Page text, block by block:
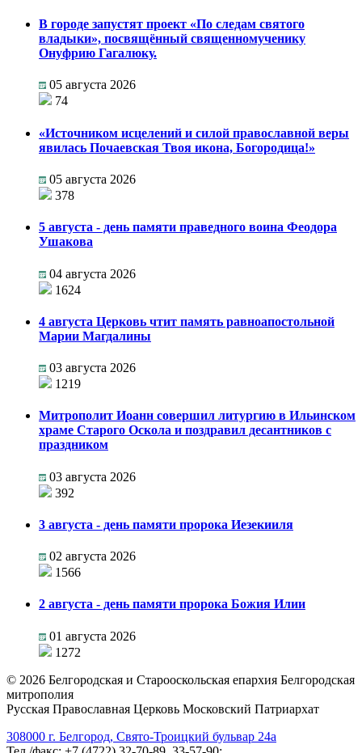
В городе запустят проект «По следам святого
владыки», посвящённый священномученику
Онуфрию Гагалюку.
05 августа 2026
74
«Источником исцелений и силой православной веры
явилась Почаевская Твоя икона, Богородица!»
05 августа 2026
378
5 августа - день памяти праведного воина Феодора
Ушакова
04 августа 2026
1624
4 августа Церковь чтит память равноапостольной
Марии Магдалины
03 августа 2026
1219
Митрополит Иоанн совершил литургию в Ильинском
храме Старого Оскола и поздравил десантников с
праздником
03 августа 2026
392
3 августа - день памяти пророка Иезекииля
02 августа 2026
1566
2 августа - день памяти пророка Божия Илии
01 августа 2026
1272
© 2026 Белгородская и Старооскольская епархия Белгородская
митрополия
Русская Православная Церковь Московский Патриархат
308000 г. Белгород, Свято-Троицкий бульвар 24а